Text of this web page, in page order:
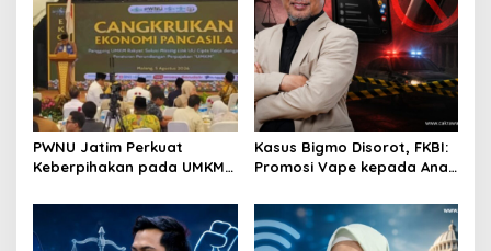
PWNU Jatim Perkuat
Keberpihakan pada UMKM
Kasus Bigmo Disorot, FKBI:
Promosi Vape kepada Anak
Pidana